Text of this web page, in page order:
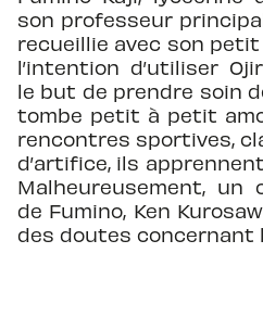
son professeur
recueillie avec son
l’intention d’utiliser
le but de prendre soin
tombe petit à petit
rencontres sportives,
d’artifice, ils
Malheureusement, un
de Fumino, Ken
des doutes concernant